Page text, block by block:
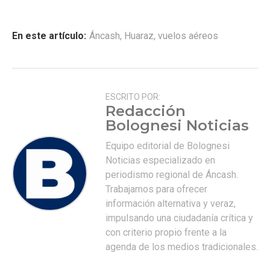
En este artículo: Áncash, Huaraz, vuelos aéreos
ESCRITO POR:
Redacción
Bolognesi Noticias
Equipo editorial de Bolognesi
Noticias especializado en
periodismo regional de Áncash.
Trabajamos para ofrecer
información alternativa y veraz,
impulsando una ciudadanía crítica y
con criterio propio frente a la
agenda de los medios tradicionales.